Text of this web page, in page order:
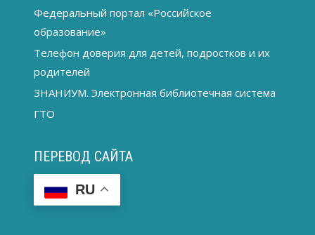
Федеральный портал «Российское
образование»
Телефон доверия для детей, подростков и их
родителей
ЗНАНИУМ. Электронная библиотечная система
ГТО
ПЕРЕВОД САЙТА
RU